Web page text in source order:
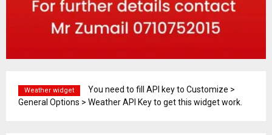
Weather widget
You need to fill API key to Customize >
General Options > Weather API Key to get this widget work.